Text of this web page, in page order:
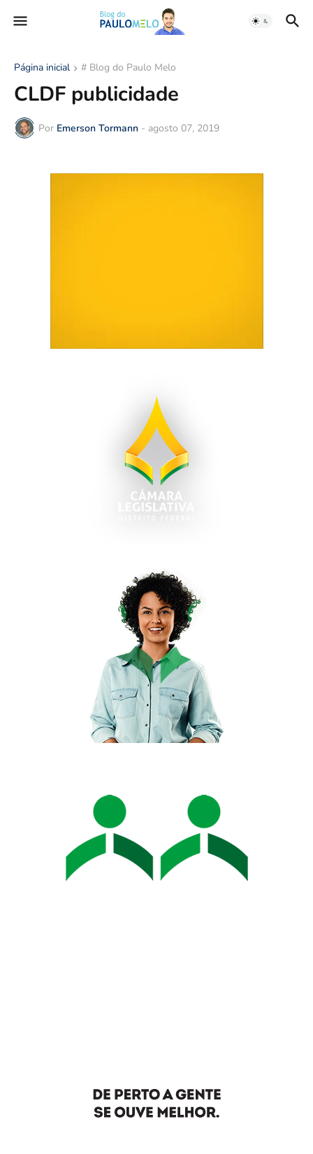
Página inicial # Blog do Paulo Melo
CLDF publicidade
Por Emerson Tormann - agosto 07, 2019